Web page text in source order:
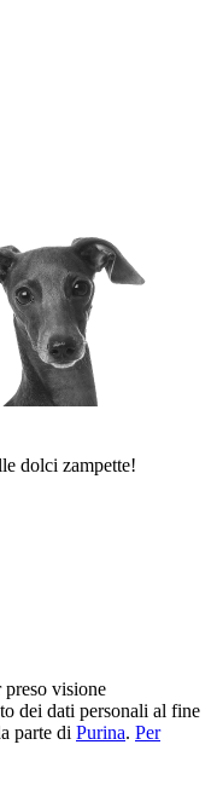
dolci zampette!
visione
dei dati personali al fine
parte di Purina. Per